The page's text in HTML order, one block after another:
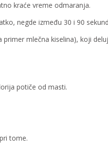
kraće vreme odmaranja.
negde između 30 i 90
mlečna kiselina), koji
potiče od masti.
tome.